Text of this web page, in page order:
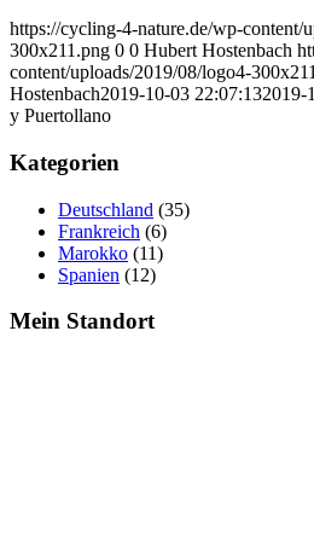
https://cycling-4-nature.de/wp-content/
300x211.png 0 0 Hubert Hostenbach
content/uploads/2019/08/logo4-
Hostenbach2019-10-03 22:07:132019-
y Puertollano
Kategorien
Deutschland (35)
Frankreich (6)
Marokko (11)
Spanien (12)
Mein Standort